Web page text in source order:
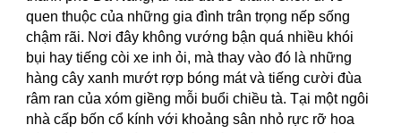
quen thuộc của những gia đình trân trọng nếp sống
chậm rãi. Nơi đây không vướng bận quá nhiều khói
bụi hay tiếng còi xe inh ỏi, mà thay vào đó là những
hàng cây xanh mướt rợp bóng mát và tiếng cười đùa
râm ran của xóm giềng mỗi buổi chiều tà. Tại một ngôi
nhà cấp bốn cổ kính với khoảng sân nhỏ rực rỡ hoa